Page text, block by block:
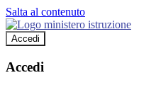
Salta al contenuto
Accedi
Accedi